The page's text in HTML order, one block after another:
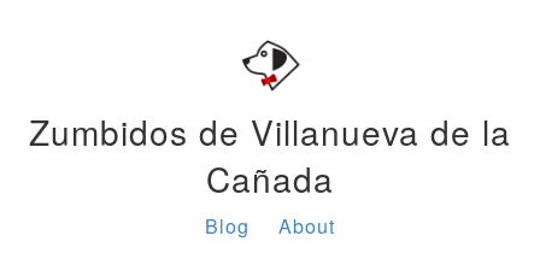
Zumbidos de Villanueva de la
Cañada
Blog About